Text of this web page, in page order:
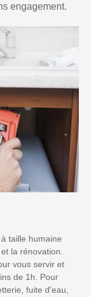
engagement.
taille humaine
la rénovation.
vous servir et
de 1h. Pour
fuite d'eau,